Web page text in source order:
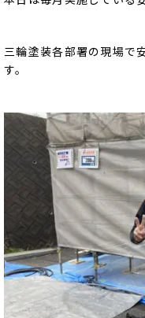
三輪塗装各部署の現場で
す。